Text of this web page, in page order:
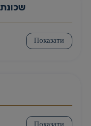
Показати